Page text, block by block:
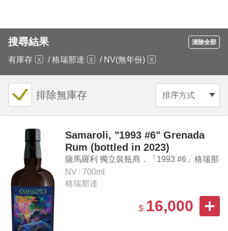
搜尋結果 清除全部
有庫存 / 格瑞那達 / NV(無年份)
排序方式
排除無庫存
Samaroli, "1993 #6" Grenada
Rum (bottled in 2023)
薩馬羅利 獨立裝瓶商．「1993 #6」格瑞那
達蘭姆酒（2023裝瓶）
NV
700ml
格瑞那達
$ 16,000